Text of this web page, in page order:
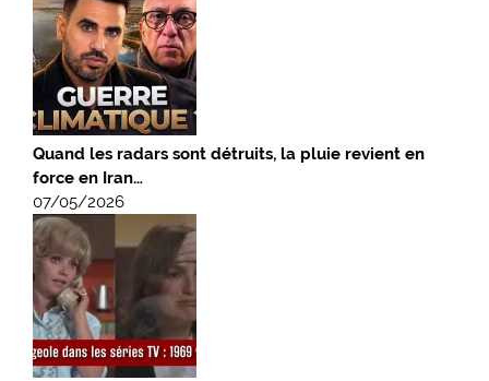
Quand les radars sont détruits, la pluie revient en
force en Iran…
07/05/2026